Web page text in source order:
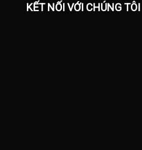
KẾT NỐI VỚI CHÚNG TÔI